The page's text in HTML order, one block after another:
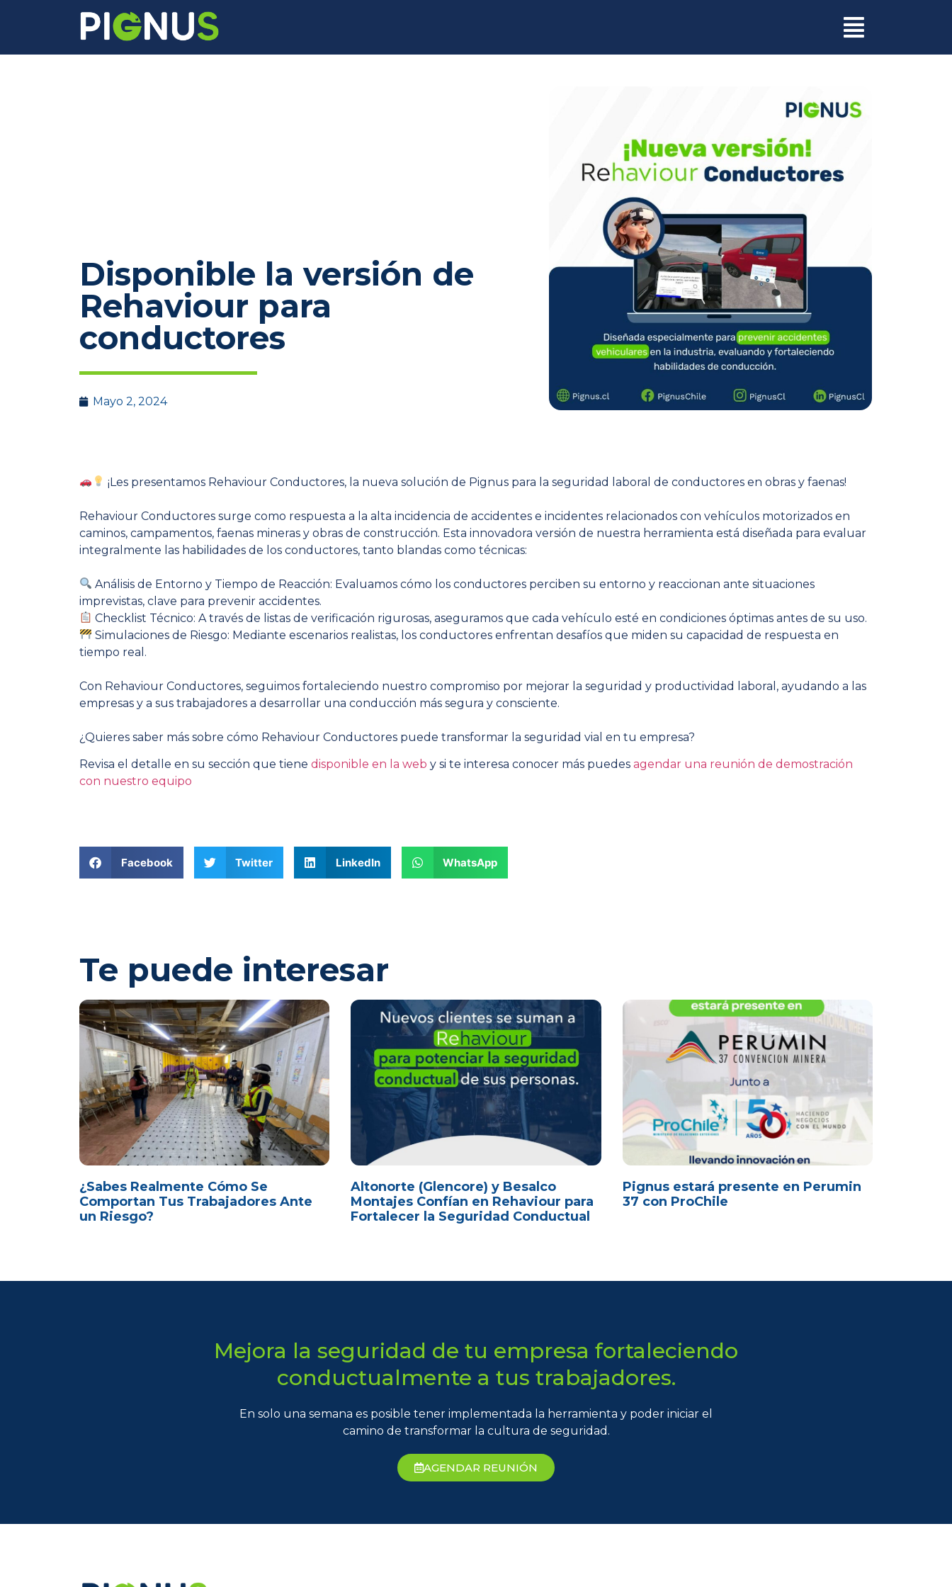
Disponible la versión de
Rehaviour para
conductores
Mayo 2, 2024
¡Les presentamos Rehaviour Conductores, la nueva solución de Pignus para la seguridad laboral de conductores en obras y faenas!
Rehaviour Conductores surge como respuesta a la alta incidencia de accidentes e incidentes relacionados con vehículos motorizados en
caminos, campamentos, faenas mineras y obras de construcción. Esta innovadora versión de nuestra herramienta está diseñada para evaluar
integralmente las habilidades de los conductores, tanto blandas como técnicas:
Análisis de Entorno y Tiempo de Reacción: Evaluamos cómo los conductores perciben su entorno y reaccionan ante situaciones
imprevistas, clave para prevenir accidentes.
Checklist Técnico: A través de listas de verificación rigurosas, aseguramos que cada vehículo esté en condiciones óptimas antes de su uso.
Simulaciones de Riesgo: Mediante escenarios realistas, los conductores enfrentan desafíos que miden su capacidad de respuesta en
tiempo real.
Con Rehaviour Conductores, seguimos fortaleciendo nuestro compromiso por mejorar la seguridad y productividad laboral, ayudando a las
empresas y a sus trabajadores a desarrollar una conducción más segura y consciente.
¿Quieres saber más sobre cómo Rehaviour Conductores puede transformar la seguridad vial en tu empresa?
Revisa el detalle en su sección que tiene disponible en la web y si te interesa conocer más puedes agendar una reunión de demostración
con nuestro equipo
Facebook Twitter LinkedIn WhatsApp
Te puede interesar
¿Sabes Realmente Cómo Se
Comportan Tus Trabajadores Ante
un Riesgo?
Altonorte (Glencore) y Besalco
Montajes Confían en Rehaviour para
Fortalecer la Seguridad Conductual
Pignus estará presente en Perumin
37 con ProChile
Mejora la seguridad de tu empresa fortaleciendo
conductualmente a tus trabajadores.
En solo una semana es posible tener implementada la herramienta y poder iniciar el
camino de transformar la cultura de seguridad.
AGENDAR REUNIÓN